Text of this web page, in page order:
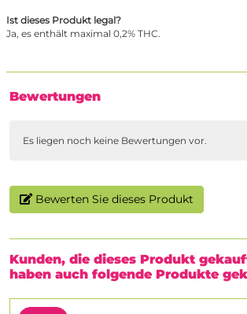
Ist dieses Produkt legal?
Ja, es enthält maximal 0,2% THC.
Bewertungen
Es liegen noch keine Bewertungen vor.
Bewerten Sie dieses Produkt
Kunden, die dieses Produkt
haben auch folgende Produkte